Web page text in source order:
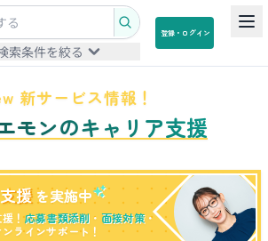
索条件を絞る
登録・ログイン
新サービス情報！
モンのキャリア支援
援 を実施中
援！応募書類添削 ・ 面接対策・
ラインサポート！